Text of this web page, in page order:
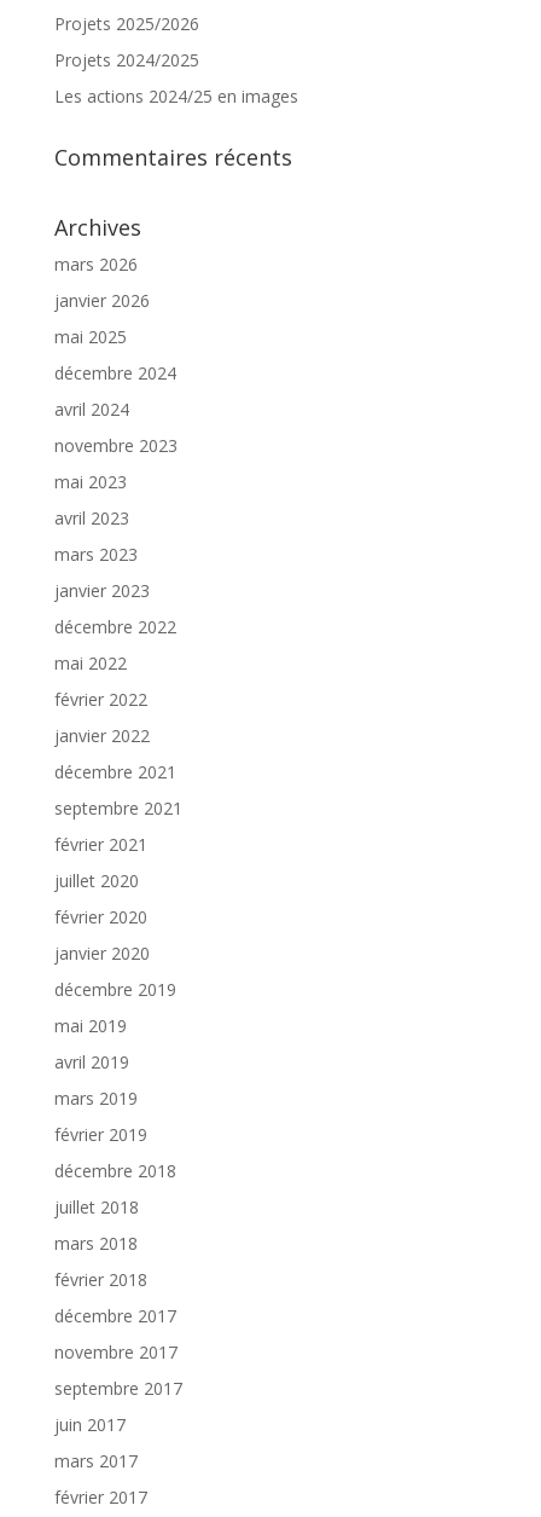
Projets 2025/2026
Projets 2024/2025
Les actions 2024/25 en images
Commentaires récents
Archives
mars 2026
janvier 2026
mai 2025
décembre 2024
avril 2024
novembre 2023
mai 2023
avril 2023
mars 2023
janvier 2023
décembre 2022
mai 2022
février 2022
janvier 2022
décembre 2021
septembre 2021
février 2021
juillet 2020
février 2020
janvier 2020
décembre 2019
mai 2019
avril 2019
mars 2019
février 2019
décembre 2018
juillet 2018
mars 2018
février 2018
décembre 2017
novembre 2017
septembre 2017
juin 2017
mars 2017
février 2017